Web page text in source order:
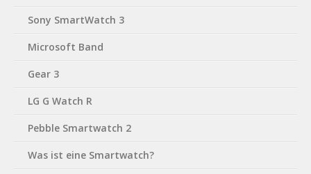
Sony SmartWatch 3
Microsoft Band
Gear 3
LG G Watch R
Pebble Smartwatch 2
Was ist eine Smartwatch?